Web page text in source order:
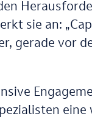
sie an:
gerade vor